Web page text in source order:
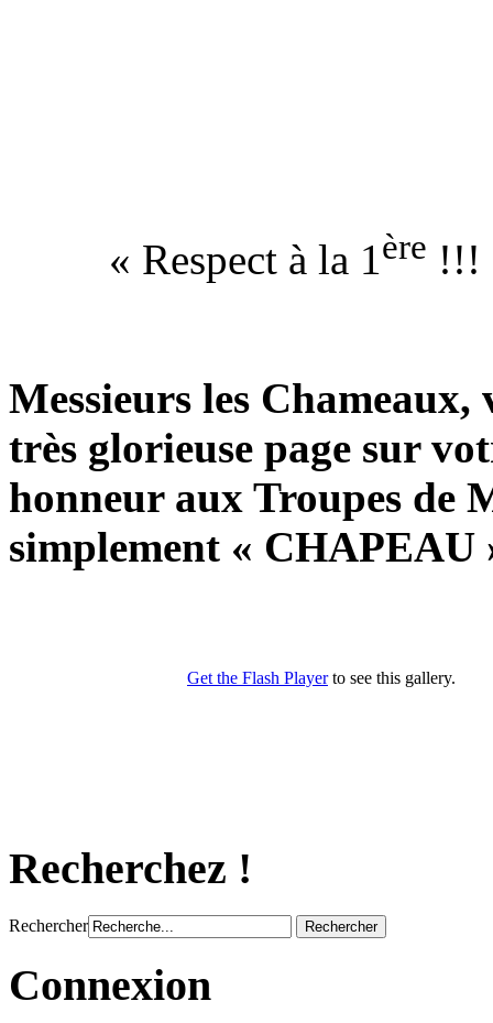
« Respect à la 1ère !!!
Messieurs les
très glorieuse page sur
honneur aux Troupes de
simplement « CHAPEAU
Recherchez !
Rechercher
Connexion